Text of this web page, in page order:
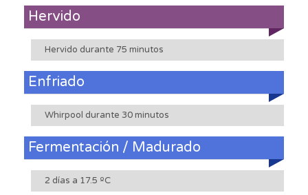
Hervido
Hervido durante 75 minutos
Enfriado
Whirpool durante 30 minutos
Fermentación / Madurado
2 días a 17.5 ºC